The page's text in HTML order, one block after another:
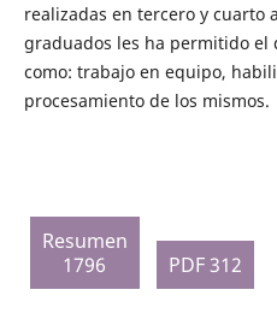
realizadas en tercero y cuarto
graduados les ha permitido el
como: trabajo en equipo,
procesamiento de los mismos.
Resumen
1796
PDF 312